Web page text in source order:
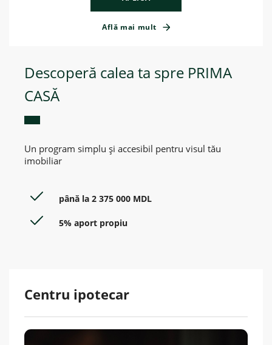
Află mai mult
Descoperă calea ta spre PRIMA
CASĂ
Un program simplu și accesibil pentru visul tău
imobiliar
până la 2 375 000 MDL
5% aport propiu
Centru ipotecar